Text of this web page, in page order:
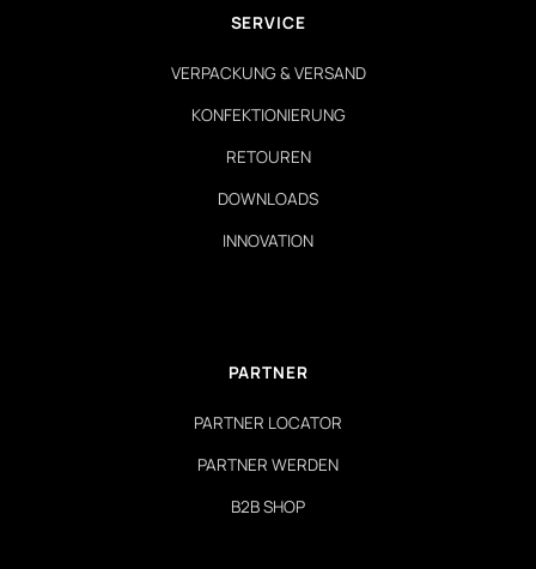
SERVICE
VERPACKUNG & VERSAND
KONFEKTIONIERUNG
RETOUREN
DOWNLOADS
INNOVATION
PARTNER
PARTNER LOCATOR
PARTNER WERDEN
B2B SHOP